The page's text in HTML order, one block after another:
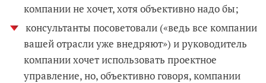
компании не хочет, хотя объективно надо бы;
консультанты посоветовали («ведь все компании
вашей отрасли уже внедряют») и руководитель
компании хочет использовать проектное
управление, но, объективно говоря, компании